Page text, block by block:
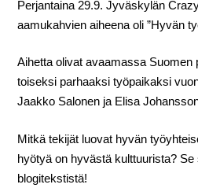
Perjantaina 29.9. Jyväskylän
aamukahvien aiheena oli ”Hyvän
Aihetta olivat avaamassa Suomen
toiseksi parhaaksi työpaikaksi
Jaakko Salonen ja Elisa
Mitkä tekijät luovat hyvän
hyötyä on hyvästä kulttuurista? Se
blogitekstistä!